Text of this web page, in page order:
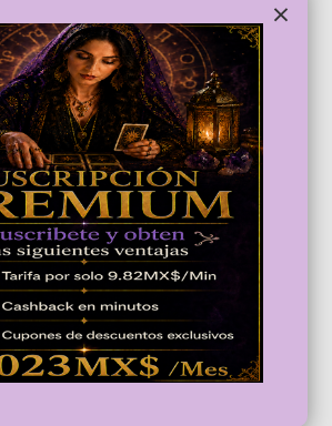
MÍSTICA
Sueños Guia espiritual
DESCONECTADO
4,81/5
×